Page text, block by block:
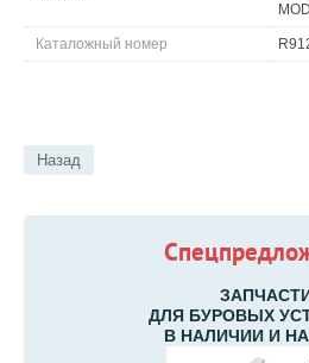
ДЛЯ БУРОВЫХ
В НАЛИЧИИ И
Каталожный номер
Назад